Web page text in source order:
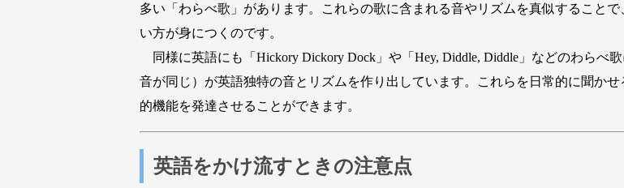
多い「わらべ歌」があります。これらの歌に含まれる音やリズムを真似すること
い方が身につくのです。
同様に英語にも「Hickory Dickory Dock」や「Hey, Diddle, Diddle」などのわらべ
音が同じ）が英語独特の音とリズムを作り出しています。これらを日常的に聞か
的機能を発達させることができます。
英語をかけ流すときの注意点